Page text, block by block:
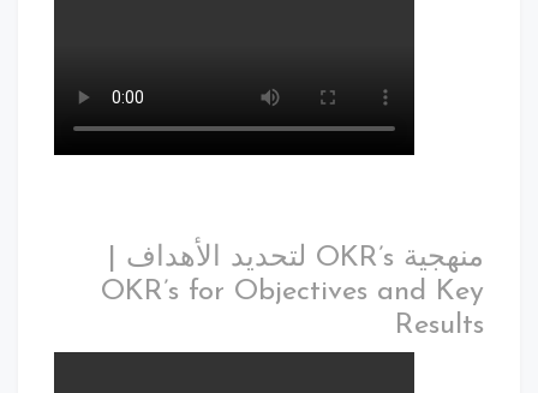
منهجية OKR’s لتحديد الأهداف |
OKR’s for Objectives and Key
Results